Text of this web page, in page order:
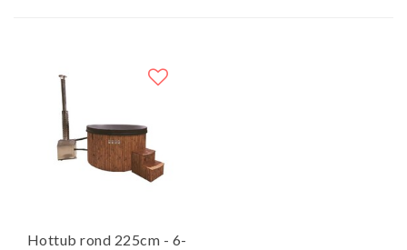
Hottub rond 225cm - 6-